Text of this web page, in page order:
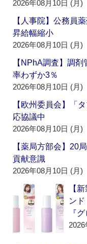
2026年08月10日 (月)
【人事院】公務員
昇給幅縮小
2026年08月10日 (月)
【NPhA調査】調
率わずか3％
2026年08月10日 (月)
【欧州委員会】「
応協議中
2026年08月10日 (月)
【薬局方部会】20
貢献意識
2026年08月10日 (月)
【
ン
『